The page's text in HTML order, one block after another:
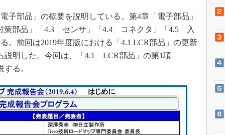
IoT通信
リスト「未来展望」
愛されないエンジニア」の
行動論
子部品」の概要を説明している。第4章「電子部品」
策部品」「4.3 センサ」「4.4 コネクタ」「4.5 入
。前回は2019年度版における「4.1 LCR部品」の更新
説明した。今回は、「4.1 LCR部品」の第1項
る。